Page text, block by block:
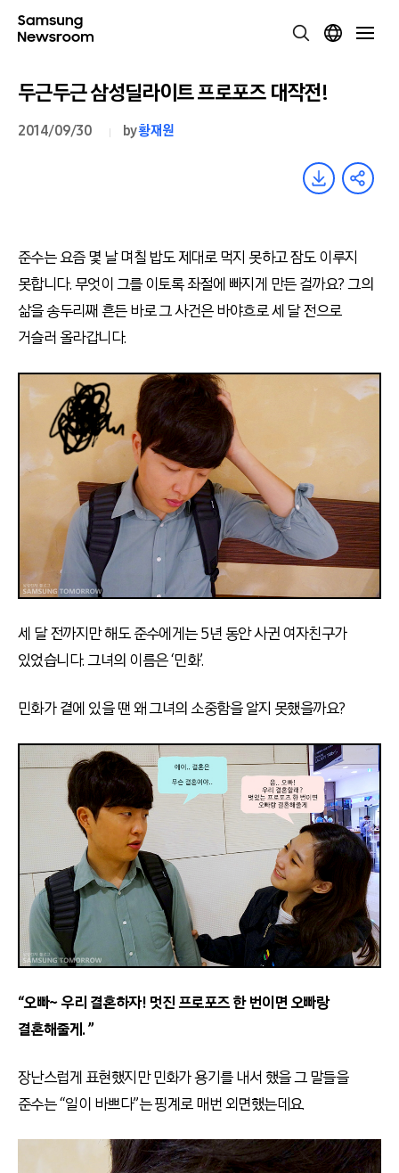
두근두근 삼성딜라이트 프로포즈 대작전!
2014/09/30 by황재원
준수는 요즘 몇 날 며칠 밥도 제대로 먹지 못하고 잠도 이루지
못합니다. 무엇이 그를 이토록 좌절에 빠지게 만든 걸까요? 그의
삶을 송두리째 흔든 바로 그 사건은 바야흐로 세 달 전으로
거슬러 올라갑니다.
세 달 전까지만 해도 준수에게는 5년 동안 사귄 여자친구가
있었습니다. 그녀의 이름은 ‘민화’.
민화가 곁에 있을 땐 왜 그녀의 소중함을 알지 못했을까요?
“오빠~ 우리 결혼하자! 멋진 프로포즈 한 번이면 오빠랑
결혼해줄게. ”
장난스럽게 표현했지만 민화가 용기를 내서 했을 그 말들을
준수는 “일이 바쁘다”는 핑계로 매번 외면했는데요.